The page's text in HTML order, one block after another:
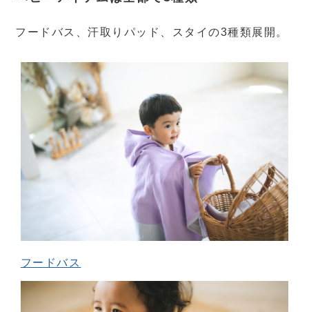
フードバス、汗取りパッド、スタイの3種類展開。
フードバス